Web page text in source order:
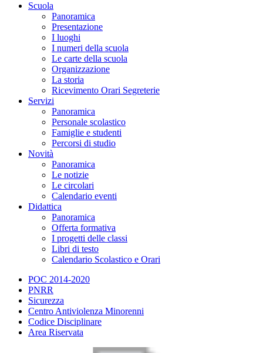
Scuola
Panoramica
Presentazione
I luoghi
I numeri della scuola
Le carte della scuola
Organizzazione
La storia
Ricevimento Orari Segreterie
Servizi
Panoramica
Personale scolastico
Famiglie e studenti
Percorsi di studio
Novità
Panoramica
Le notizie
Le circolari
Calendario eventi
Didattica
Panoramica
Offerta formativa
I progetti delle classi
Libri di testo
Calendario Scolastico e Orari
POC 2014-2020
PNRR
Sicurezza
Centro Antiviolenza Minorenni
Codice Disciplinare
Area Riservata